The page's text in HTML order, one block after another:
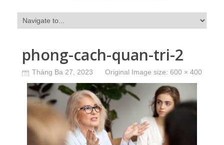
phong-cach-quan-tri-2
Tháng Ba 27, 2023 Original Image size: 600 × 400